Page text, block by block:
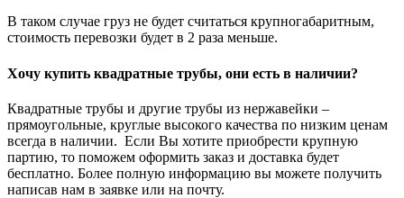
В таком случае груз не будет считаться крупногабаритным,
стоимость перевозки будет в 2 раза меньше.
Хочу купить квадратные трубы, они есть в наличии?
Квадратные трубы и другие трубы из нержавейки –
прямоугольные, круглые высокого качества по низким ценам
всегда в наличии. Если Вы хотите приобрести крупную
партию, то поможем оформить заказ и доставка будет
бесплатно. Более полную информацию вы можете получить
написав нам в заявке или на почту.